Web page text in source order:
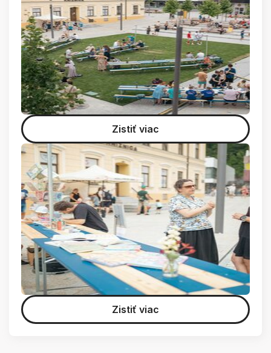
Zistiť viac
Zistiť viac